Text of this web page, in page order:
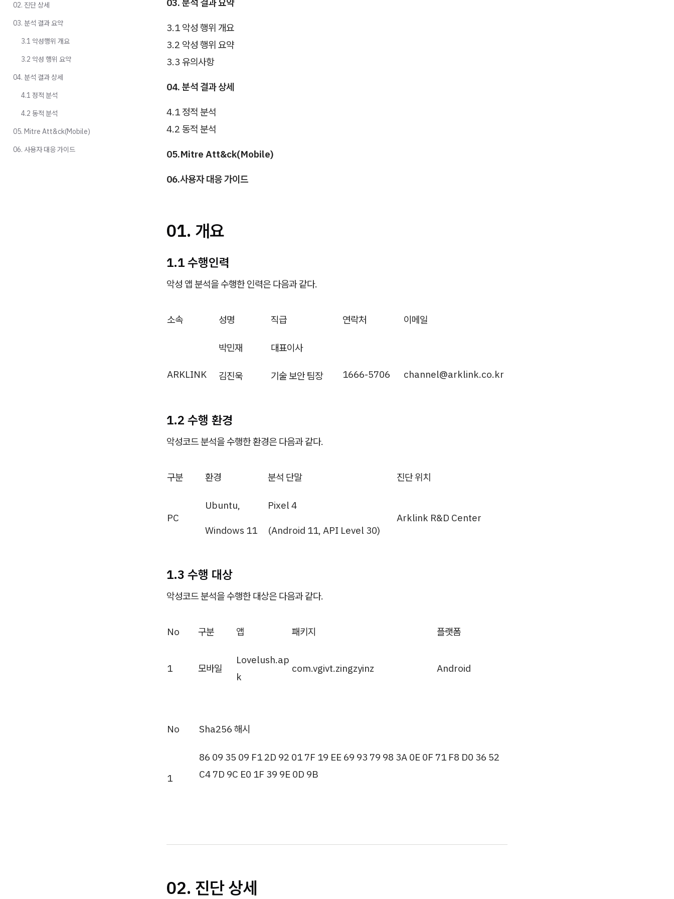
03. 분석 결과 요약
3.1 악성 행위 개요
3.2 악성 행위 요약
3.3 유의사항
04. 분석 결과 상세
4.1 정적 분석
4.2 동적 분석
05.Mitre Att&ck(Mobile)
06.사용자 대응 가이드
01. 개요
1.1수행인력
악성 앱 분석을 수행한 인력은 다음과 같다.
소속 성명 직급 연락처 이메일
ARKLINK
박민재 대표이사
1666-5706 channel@arklink.co.kr
김진욱 기술 보안 팀장
1.2 수행 환경
악성코드 분석을 수행한 환경은 다음과 같다.
구분 환경 분석 단말 진단 위치
PC
Ubuntu,
Windows 11
Pixel 4
(Android 11, API Level 30)
Arklink R&D Center
1.3 수행 대상
악성코드 분석을 수행한 대상은 다음과 같다.
No 구분 앱 패키지 플랫폼
1 모바일
Lovelush.ap
k
com.vgivt.zingzyinz Android
No Sha256 해시
1
86 09 35 09 F1 2D 92 01 7F 19 EE 69 93 79 98 3A 0E 0F 71 F8 D0 36 52
C4 7D 9C E0 1F 39 9E 0D 9B
02. 진단 상세
02. 진단 상세
03. 분석 결과 요약
3.1 악성행위 개요
3.2 악성 행위 요약
04. 분석 결과 상세
4.1 정적 분석
4.2 동적 분석
05. Mitre Att&ck(Mobile)
06. 사용자 대응 가이드